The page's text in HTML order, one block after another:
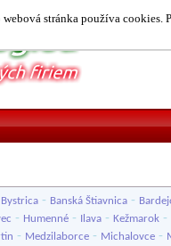
webová stránka používa cookies.
Bystrica - Banská Štiavnica -
- Humenné - Ilava - Kežmarok -
- Medzilaborce - Michalovce -